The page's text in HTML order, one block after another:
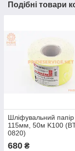
Подібні товари
Шліфувальний папір
115мм, 50м K100
0820)
680 ₴